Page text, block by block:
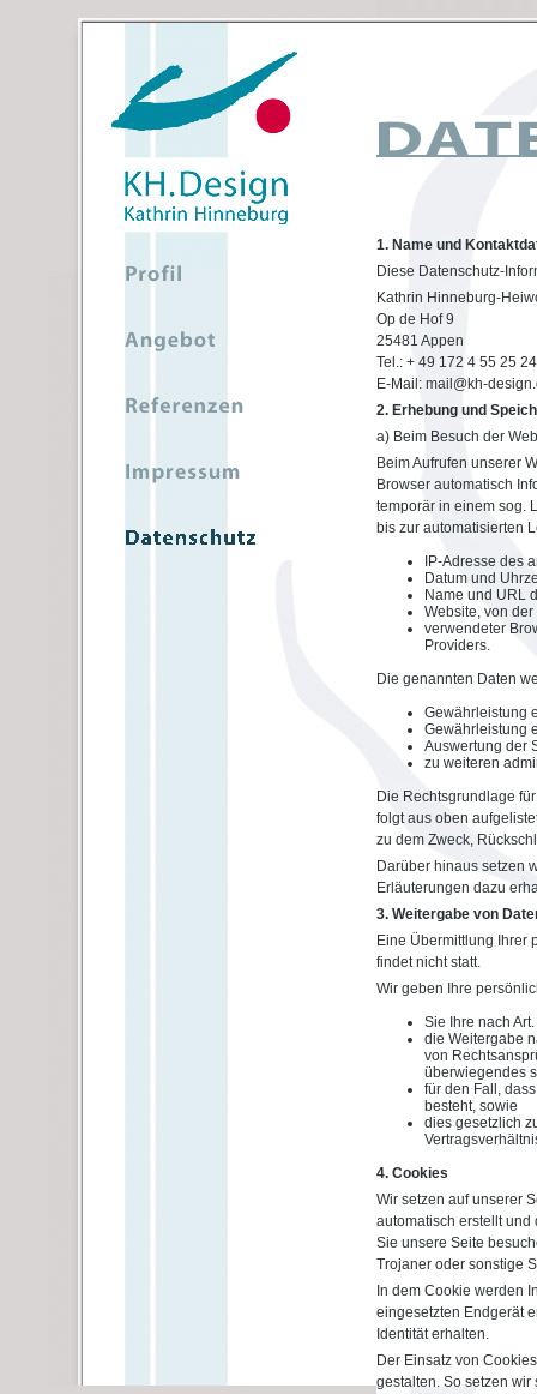
1. Name und
Diese Datenschutz-
Kathrin Hinneburg-
Op de Hof 9
25481 Appen
Tel.: + 49 172 4 55 25 24
E-Mail: mail@kh-
2. Erhebung und
a) Beim Besuch der
Beim Aufrufen unserer
Browser automatisch
temporär in einem sog.
bis zur automatisierten
IP-Adresse des
Datum und
Name und URL
Website, von
verwendeter
Providers.
Die genannten Daten
Gewährleistung
Gewährleistung
Auswertung der
zu weiteren
Die Rechtsgrundlage
folgt aus oben
zu dem Zweck,
Darüber hinaus setzen
Erläuterungen dazu
3. Weitergabe von
Eine Übermittlung Ihrer
findet nicht statt.
Wir geben Ihre
Sie Ihre nach
die Weitergabe
von
überwiegendes
für den Fall,
besteht, sowie
dies gesetzlich
4. Cookies
Wir setzen auf unserer
automatisch erstellt und
Sie unsere Seite
Trojaner oder sonstige
In dem Cookie werden
eingesetzten Endgerät
Identität erhalten.
Der Einsatz von
gestalten. So setzen